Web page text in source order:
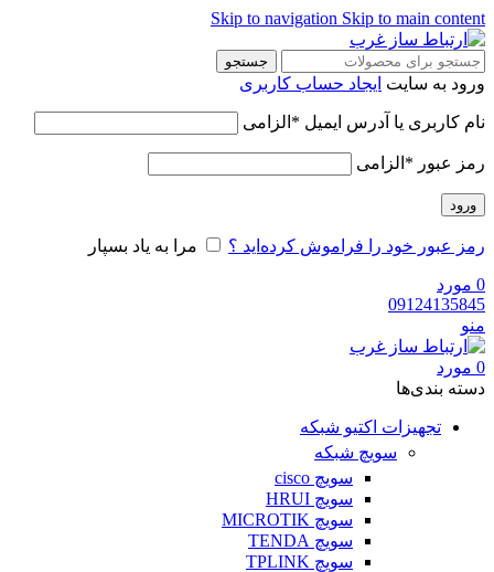
Skip to navigation Skip to main content
جستجو
ورود به سایت ایجاد حساب کاربری
نام کاربری یا آدرس ایمیل * الزامی
رمز عبور * الزامی
ورود
رمز عبور خود را فراموش کرده‌اید ؟ مرا به یاد بسپار
0 مورد
09124135845
منو
0 مورد
دسته‌ بندی‌ها
تجهیزات اکتیو شبکه
سویچ شبکه
سویچ cisco
سویچ HRUI
سویچ MICROTIK
سویچ TENDA
سویچ TPLINK